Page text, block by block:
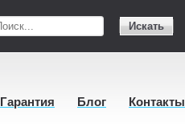
Искать
Гарантия Блог Контакты